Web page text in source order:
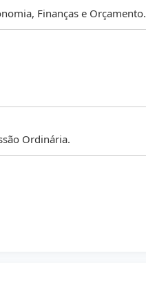
Finanças e Orçamento.
Ordinária.